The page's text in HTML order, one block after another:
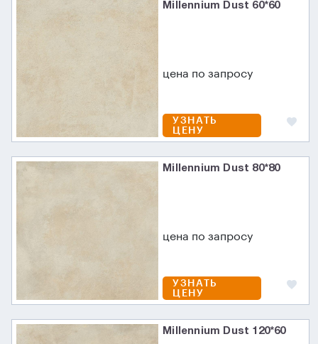
Millennium Dust 60*60
цена по запросу
УЗНАТЬ
ЦЕНУ
Millennium Dust 80*80
цена по запросу
УЗНАТЬ
ЦЕНУ
Millennium Dust 120*60